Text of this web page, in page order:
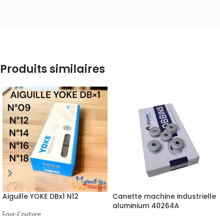
Produits similaires
Aiguille YOKE DBx1 N12
Canette machine industrielle
aluminium 40264A